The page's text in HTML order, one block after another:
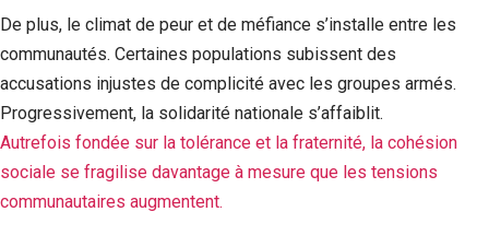
De plus, le climat de peur et de méfiance s’installe entre les
communautés. Certaines populations subissent des
accusations injustes de complicité avec les groupes armés.
Progressivement, la solidarité nationale s’affaiblit.
Autrefois fondée sur la tolérance et la fraternité, la cohésion
sociale se fragilise davantage à mesure que les tensions
communautaires augmentent.